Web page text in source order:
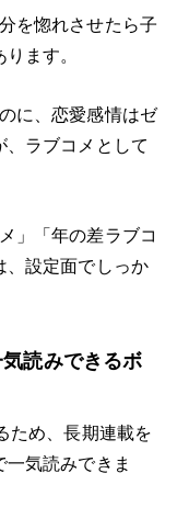
を惚れさせたら子
ます。
に、恋愛感情はゼ
ラブコメとして
」「年の差ラブコ
、設定面でしっか
読みできるボ
ため、長期連載を
気読みできま